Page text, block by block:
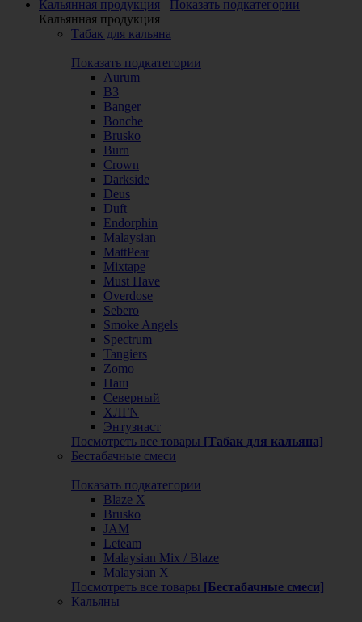
Кальянная продукция
Показать подкатегории
Кальянная продукция
Табак для кальяна
Показать подкатегории
Aurum
B3
Banger
Bonche
Brusko
Burn
Crown
Darkside
Deus
Duft
Endorphin
Malaysian
MattPear
Mixtape
Must Have
Overdose
Sebero
Smoke Angels
Spectrum
Tangiers
Zomo
Наш
Северный
ХЛГN
Энтузиаст
Посмотреть все товары [Табак для кальяна]
Бестабачные смеси
Показать подкатегории
Blaze X
Brusko
JAM
Leteam
Malaysian Mix / Blaze
Malaysian X
Посмотреть все товары [Бестабачные смеси]
Кальяны